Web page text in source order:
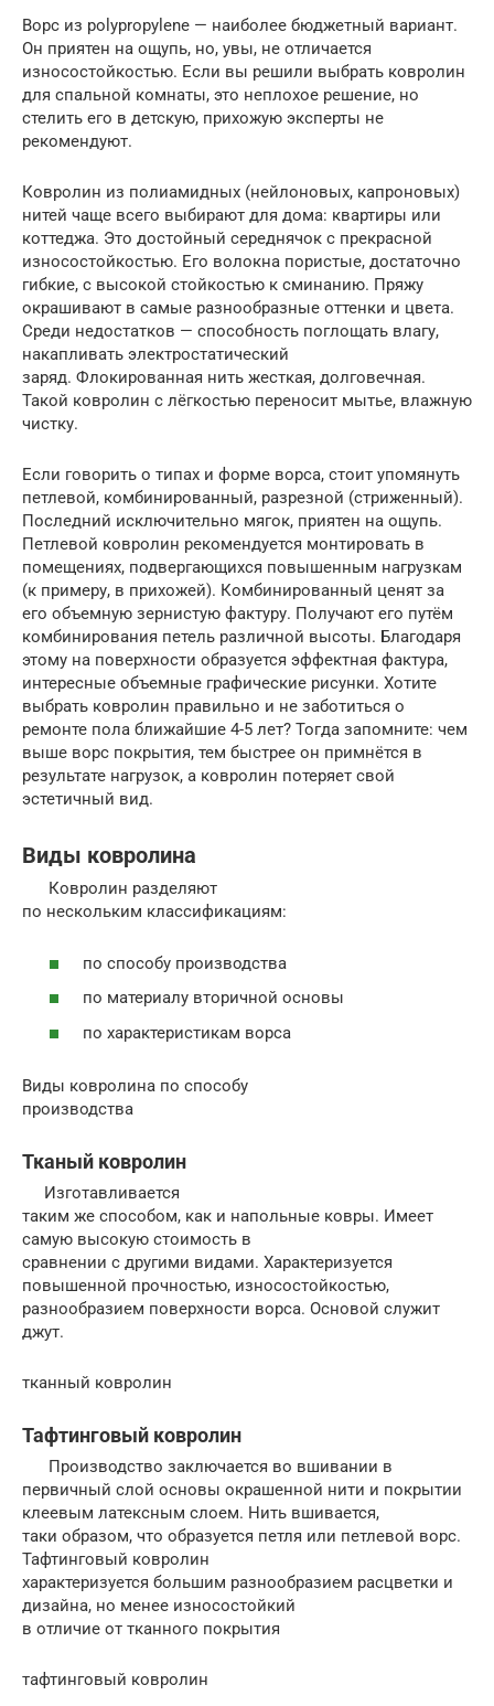
Ворс из polypropylene — наиболее бюджетный вариант.
Он приятен на ощупь, но, увы, не отличается
износостойкостью. Если вы решили выбрать ковролин
для спальной комнаты, это неплохое решение, но
стелить его в детскую, прихожую эксперты не
рекомендуют.
Ковролин из полиамидных (нейлоновых, капроновых)
нитей чаще всего выбирают для дома: квартиры или
коттеджа. Это достойный середнячок с прекрасной
износостойкостью. Его волокна пористые, достаточно
гибкие, с высокой стойкостью к сминанию. Пряжу
окрашивают в самые разнообразные оттенки и цвета.
Среди недостатков — способность поглощать влагу,
накапливать электростатический
заряд. Флокированная нить жесткая, долговечная.
Такой ковролин с лёгкостью переносит мытье, влажную
чистку.
Если говорить о типах и форме ворса, стоит упомянуть
петлевой, комбинированный, разрезной (стриженный).
Последний исключительно мягок, приятен на ощупь.
Петлевой ковролин рекомендуется монтировать в
помещениях, подвергающихся повышенным нагрузкам
(к примеру, в прихожей). Комбинированный ценят за
его объемную зернистую фактуру. Получают его путём
комбинирования петель различной высоты. Благодаря
этому на поверхности образуется эффектная фактура,
интересные объемные графические рисунки. Хотите
выбрать ковролин правильно и не заботиться о
ремонте пола ближайшие 4-5 лет? Тогда запомните: чем
выше ворс покрытия, тем быстрее он примнётся в
результате нагрузок, а ковролин потеряет свой
эстетичный вид.
Виды ковролина
Ковролин разделяют
по нескольким классификациям:
по способу производства
по материалу вторичной основы
по характеристикам ворса
Виды ковролина по способу
производства
Тканый ковролин
Изготавливается
таким же способом, как и напольные ковры. Имеет
самую высокую стоимость в
сравнении с другими видами. Характеризуется
повышенной прочностью, износостойкостью,
разнообразием поверхности ворса. Основой служит
джут.
тканный ковролин
Тафтинговый ковролин
Производство заключается во вшивании в
первичный слой основы окрашенной нити и покрытии
клеевым латексным слоем. Нить вшивается,
таки образом, что образуется петля или петлевой ворс.
Тафтинговый ковролин
характеризуется большим разнообразием расцветки и
дизайна, но менее износостойкий
в отличие от тканного покрытия
тафтинговый ковролин